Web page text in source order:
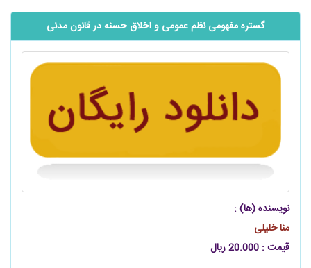
گستره مفهومی نظم عمومی و اخلاق حسنه در قانون مدنی
نویسنده (ها) :
منا خلیلی
قیمت : 20.000 ریال